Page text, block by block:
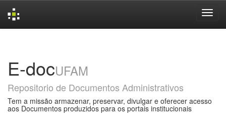
E-docUFAM
Repositorio de Documentos Administrativos
Tem a missão armazenar, preservar, divulgar e oferecer acesso
aos Documentos produzidos para os portais institucionais